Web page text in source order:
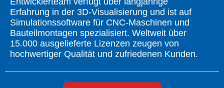
Erfahrung in der 3D-Visualisierung und ist auf
Simulationssoftware für CNC-Maschinen und
Bauteilmontagen spezialisiert. Weltweit über
15.000 ausgelieferte Lizenzen zeugen von
hochwertiger Qualität und zufriedenen Kunden.